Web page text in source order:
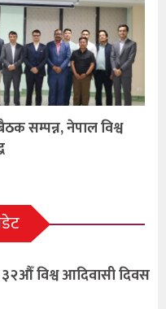
सम्पन्न, नेपाल विश्व
विश्व आदिवासी दिवस